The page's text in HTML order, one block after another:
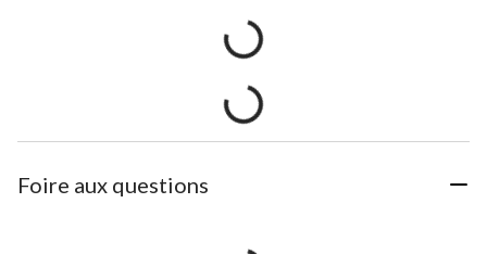
Foire aux questions